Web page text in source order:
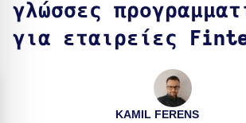
γλώσσες
για εταιρείες
KAMIL FERENS